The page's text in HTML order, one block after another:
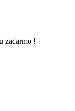
zadarmo !